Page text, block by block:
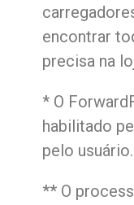
encontrar
precisa na
* O
habilitado
pelo usuário.
** O